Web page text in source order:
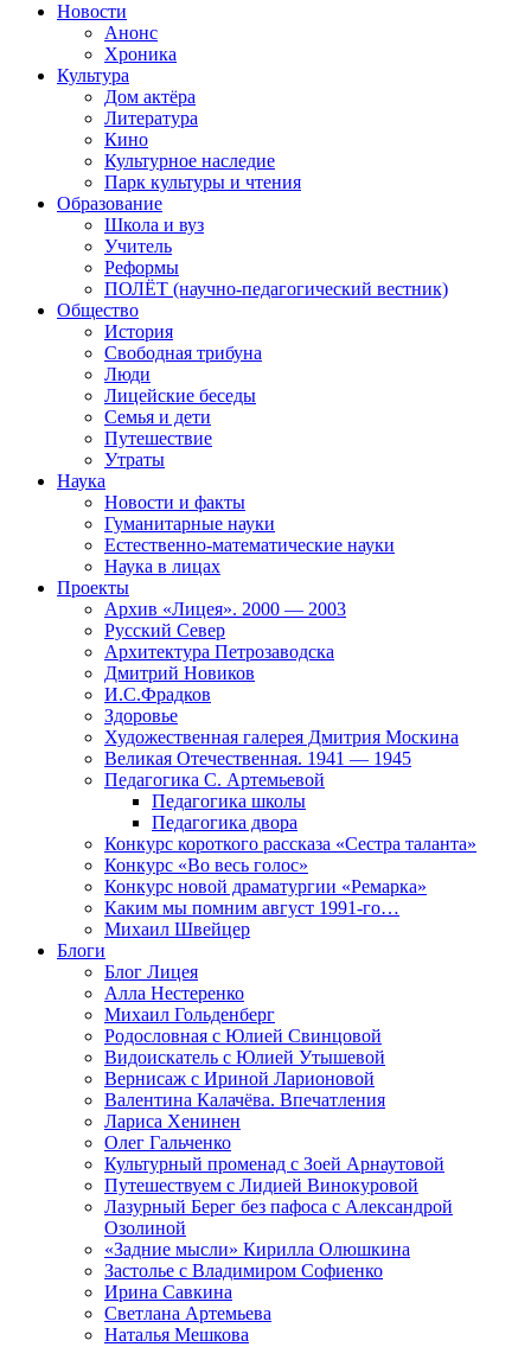
Новости
Анонс
Хроника
Культура
Дом актёра
Литература
Кино
Культурное наследие
Парк культуры и чтения
Образование
Школа и вуз
Учитель
Реформы
ПОЛЁТ (научно-педагогический вестник)
Общество
История
Свободная трибуна
Люди
Лицейские беседы
Семья и дети
Путешествие
Утраты
Наука
Новости и факты
Гуманитарные науки
Естественно-математические науки
Наука в лицах
Проекты
Архив «Лицея». 2000 — 2003
Русский Север
Архитектура Петрозаводска
Дмитрий Новиков
И.С.Фрадков
Здоровье
Художественная галерея Дмитрия Москина
Великая Отечественная. 1941 — 1945
Педагогика С. Артемьевой
Педагогика школы
Педагогика двора
Конкурс короткого рассказа «Сестра таланта»
Конкурс «Во весь голос»
Конкурс новой драматургии «Ремарка»
Каким мы помним август 1991-го…
Михаил Швейцер
Блоги
Блог Лицея
Алла Нестеренко
Михаил Гольденберг
Родословная с Юлией Свинцовой
Видоискатель с Юлией Утышевой
Вернисаж с Ириной Ларионовой
Валентина Калачёва. Впечатления
Лариса Хенинен
Олег Гальченко
Культурный променад с Зоей Арнаутовой
Путешествуем с Лидией Винокуровой
Лазурный Берег без пафоса с Александрой
Озолиной
«Задние мысли» Кирилла Олюшкина
Застолье с Владимиром Софиенко
Ирина Савкина
Светлана Артемьева
Наталья Мешкова